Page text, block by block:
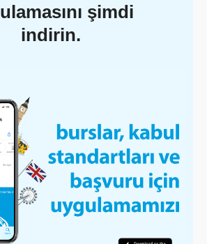
şimdi
indirin.